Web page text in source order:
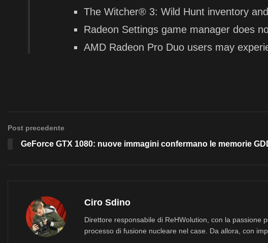
The Witcher® 3: Wild Hunt inventory
Radeon Settings game manager does
AMD Radeon Pro Duo users may
Post precedente
GeForce GTX 1080: nuove immagini confermano le memorie
Ciro Sdino
Direttore responsabile di ReHWolution, con la passione
processo di fusione nucleare nel case. Da allora, con